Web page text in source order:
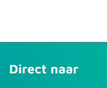
Direct naar